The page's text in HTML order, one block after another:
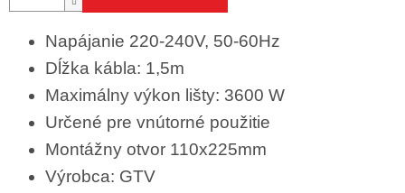
Napájanie 220-240V, 50-60Hz
Dĺžka kábla: 1,5m
Maximálny výkon lišty: 3600 W
Určené pre vnútorné použitie
Montážny otvor 110x225mm
Výrobca: GTV